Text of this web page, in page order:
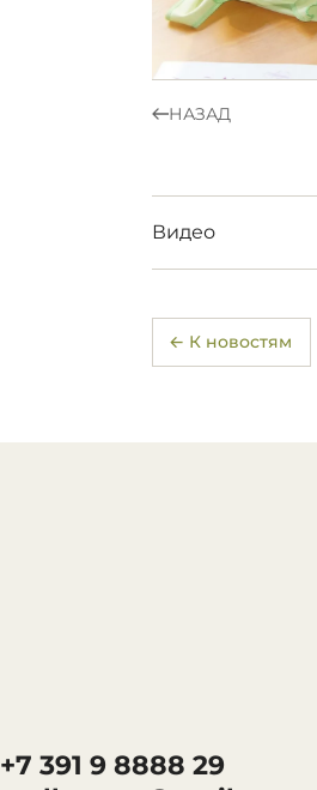
НАЗАД
Видео
← К новостям
+7 391 9 8888 29